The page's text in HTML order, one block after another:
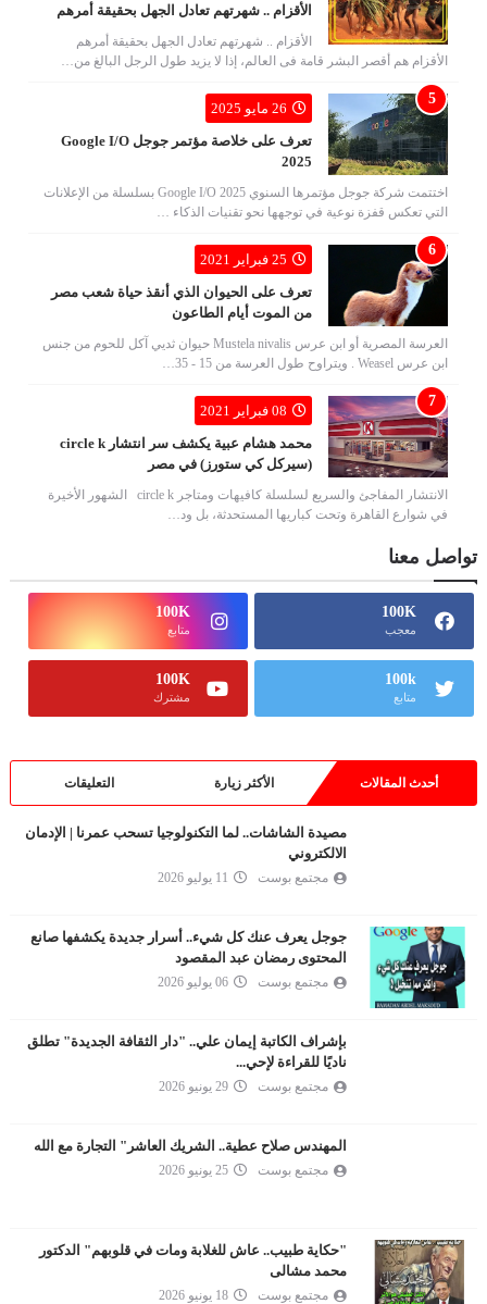
الأقزام .. شهرتهم تعادل الجهل بحقيقة أمرهم
الأقزام .. شهرتهم تعادل الجهل بحقيقة أمرهم
الأقزام هم أقصر البشر قامة فى العالم، إذا لا يزيد طول الرجل البالغ من…
26 مايو 2025
تعرف على خلاصة مؤتمر جوجل Google I/O
2025
اختتمت شركة جوجل مؤتمرها السنوي Google I/O 2025 بسلسلة من الإعلانات
التي تعكس قفزة نوعية في توجهها نحو تقنيات الذكاء …
25 فبراير 2021
تعرف على الحيوان الذي أنقذ حياة شعب مصر
من الموت أيام الطاعون
العرسة المصرية أو ابن عرس Mustela nivalis حيوان ثديي آكل للحوم من جنس
ابن عرس Weasel . ويتراوح طول العرسة من 15 - 35…
08 فبراير 2021
محمد هشام عبية يكشف سر انتشار circle k
(سيركل كي ستورز) في مصر
الانتشار المفاجئ والسريع لسلسلة كافيهات ومتاجر circle k الشهور الأخيرة
في شوارع القاهرة وتحت كباريها المستحدثة، بل ود…
تواصل معنا
100K
معجب
100K
متابع
100k
متابع
100K
مشترك
أحدث المقالات الأكثر زيارة التعليقات
مصيدة الشاشات.. لما التكنولوجيا تسحب عمرنا | الإدمان
الالكتروني
مجتمع بوست 11 يوليو 2026
جوجل يعرف عنك كل شيء.. أسرار جديدة يكشفها صانع
المحتوى رمضان عبد المقصود
مجتمع بوست 06 يوليو 2026
بإشراف الكاتبة إيمان علي.. "دار الثقافة الجديدة" تطلق
ناديًا للقراءة لإحي...
مجتمع بوست 29 يونيو 2026
المهندس صلاح عطية.. الشريك العاشر" التجارة مع الله
مجتمع بوست 25 يونيو 2026
"حكاية طبيب.. عاش للغلابة ومات في قلوبهم" الدكتور
محمد مشالى
مجتمع بوست 18 يونيو 2026